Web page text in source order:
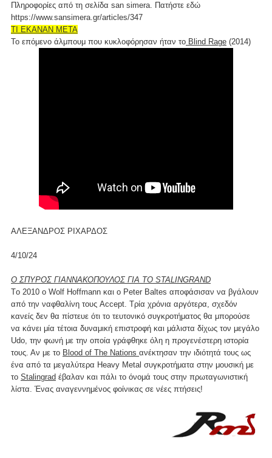
Πληροφορίες από τη σελίδα san simera. Πατήστε εδώ
https://www.sansimera.gr/articles/347
ΤΙ ΕΚΑΝΑΝ ΜΕΤΑ
Το επόμενο άλμπουμ που κυκλοφόρησαν ήταν το Blind Rage (2014)
ΑΛΕΞΑΝΔΡΟΣ ΡΙΧΑΡΔΟΣ
4/10/24
Ο ΣΠΥΡΟΣ ΓΙΑΝΝΑΚΟΠΟΥΛΟΣ ΓΙΑ ΤΟ STALINGRAND
Tο 2010 ο Wolf Hoffmann και ο Peter Baltes αποφάσισαν να βγάλουν
από την ναφθαλίνη τους Accept. Τρία χρόνια αργότερα, σχεδόν
κανείς δεν θα πίστευε ότι το τευτονικό συγκροτήματος θα μπορούσε
να κάνει μία τέτοια δυναμική επιστροφή και μάλιστα δίχως τον μεγάλο
Udo, την φωνή με την οποία γράφθηκε όλη η προγενέστερη ιστορία
τους. Αν με το Blood of The Nations ανέκτησαν την ιδιότητά τους ως
ένα από τα μεγαλύτερα Heavy Metal συγκροτήματα στην μουσική με
το Stalingrad έβαλαν και πάλι το όνομά τους στην πρωταγωνιστική
λίστα. Ένας αναγεννημένος φοίνικας σε νέες πτήσεις!